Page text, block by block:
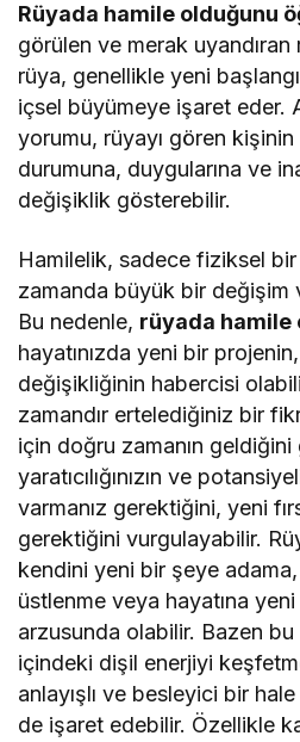
Rüyada hamile olduğunu
görülen ve merak
rüya, genellikle yeni
içsel büyümeye işaret eder.
yorumu, rüyayı gören
durumuna, duygularına ve
değişiklik gösterebilir.
Hamilelik, sadece fiziksel bir
zamanda büyük bir değişim
Bu nedenle, rüyada hamile
hayatınızda yeni bir
değişikliğinin habercisi
zamandır ertelediğiniz bir
için doğru zamanın
yaratıcılığınızın ve
varmanız gerektiğini, yeni
gerektiğini vurgulayabilir.
kendini yeni bir şeye
üstlenme veya hayatına
arzusunda olabilir. Bazen
içindeki dişil enerjiyi
anlayışlı ve besleyici bir
de işaret edebilir. Özellikle